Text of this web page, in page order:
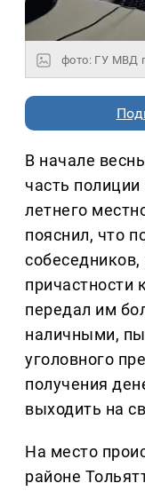
фото: ГУ МВД
В начале
часть полиции
летнего
пояснил, что
причастности
передал им
наличными,
уголовного
получения
выходить на
На место
районе